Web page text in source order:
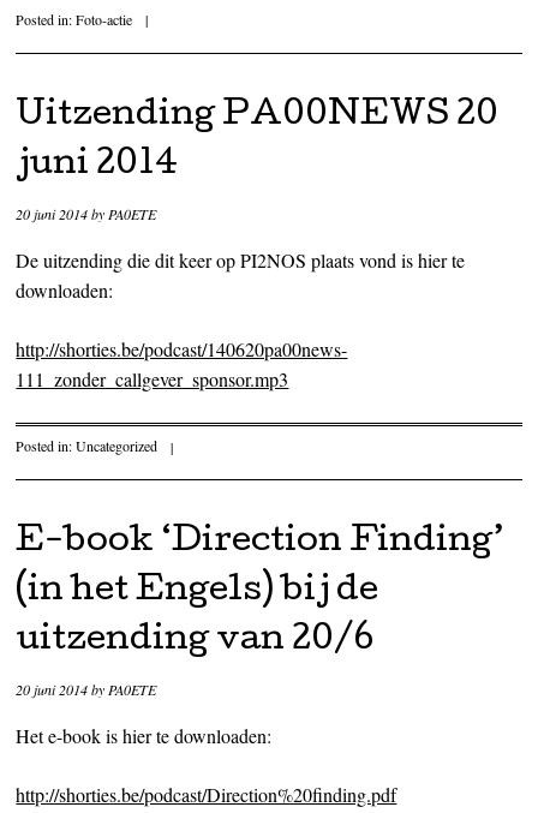
Posted in:Foto-actie |
Uitzending PA00NEWS 20
juni 2014
20 juni 2014by PA0ETE
De uitzending die dit keer op PI2NOS plaats vond is hier te
downloaden:
http://shorties.be/podcast/140620pa00news-
111_zonder_callgever_sponsor.mp3
Posted in:Uncategorized |
E-book ‘Direction Finding’
(in het Engels) bij de
uitzending van 20/6
20 juni 2014byPA0ETE
Het e-book is hier te downloaden:
http://shorties.be/podcast/Direction%20finding.pdf